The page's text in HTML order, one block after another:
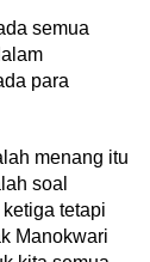
semua
para
menang itu
soal
tetapi
Manokwari